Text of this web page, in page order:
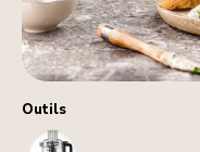
Outils
FoodProcessor